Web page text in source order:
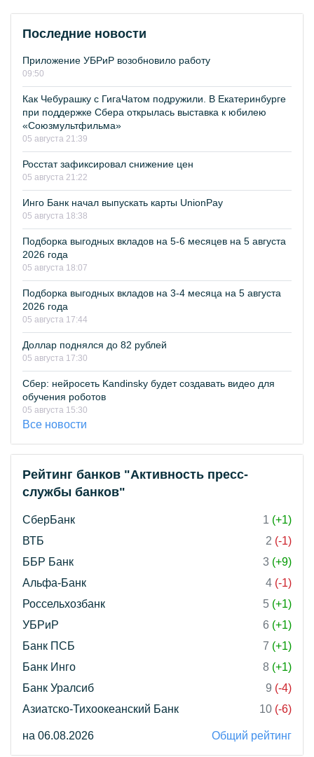
Последние новости
Приложение УБРиР возобновило работу
09:50
Как Чебурашку с ГигаЧатом подружили. В Екатеринбурге
при поддержке Сбера открылась выставка к юбилею
«Союзмультфильма»
05 августа 21:39
Росстат зафиксировал снижение цен
05 августа 21:22
Инго Банк начал выпускать карты UnionPay
05 августа 18:38
Подборка выгодных вкладов на 5-6 месяцев на 5 августа
2026 года
05 августа 18:07
Подборка выгодных вкладов на 3-4 месяца на 5 августа
2026 года
05 августа 17:44
Доллар поднялся до 82 рублей
05 августа 17:30
Сбер: нейросеть Kandinsky будет создавать видео для
обучения роботов
05 августа 15:30
Все новости
Рейтинг банков "Активность пресс-
службы банков"
СберБанк 1 (+1)
ВТБ
2 (-1)
ББР Банк
3 (+9)
Альфа-Банк
4 (-1)
Россельхозбанк
5 (+1)
УБРиР
6 (+1)
Банк ПСБ
7 (+1)
Банк Инго
8 (+1)
Банк Уралсиб
9 (-4)
Азиатско-Тихоокеанский Банк
10 (-6)
на 06.08.2026 Общий рейтинг